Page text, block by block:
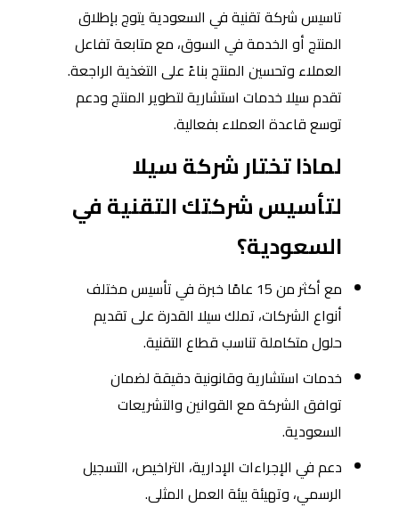
تاسيس شركة تقنية في السعودية يتوج بإطلاق
المنتج أو الخدمة في السوق، مع متابعة تفاعل
العملاء وتحسين المنتج بناءً على التغذية الراجعة.
تقدم سيلا خدمات استشارية لتطوير المنتج ودعم
توسع قاعدة العملاء بفعالية.
لماذا تختار شركة سيلا
لتأسيس شركتك التقنية في
السعودية؟
مع أكثر من 15 عامًا خبرة في تأسيس مختلف
أنواع الشركات، تملك سيلا القدرة على تقديم
حلول متكاملة تناسب قطاع التقنية.
خدمات استشارية وقانونية دقيقة لضمان
توافق الشركة مع القوانين والتشريعات
السعودية.
دعم في الإجراءات الإدارية، التراخيص، التسجيل
الرسمي، وتهيئة بيئة العمل المثلى.